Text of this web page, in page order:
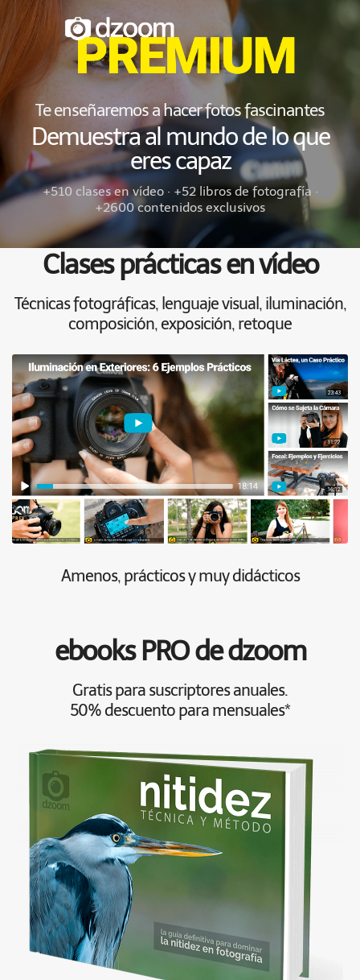
Te enseñaremos a hacer fotos fascinantes
Demuestra al mundo de lo que
eres capaz
+510 clases en vídeo · +52 libros de fotografía ·
+2600 contenidos exclusivos
Clases prácticas en vídeo
Técnicas fotográficas, lenguaje visual, iluminación,
composición, exposición, retoque
Amenos, prácticos y muy didácticos
ebooks PRO de dzoom
Gratis para suscriptores anuales.
50% descuento para mensuales*